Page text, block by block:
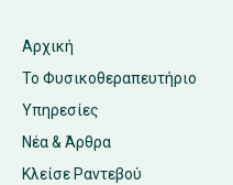
Αρχική
Το Φυσικοθεραπευτήριο
Υπηρεσίες
Νέα & Άρθρα
Κλείσε Ραντεβού